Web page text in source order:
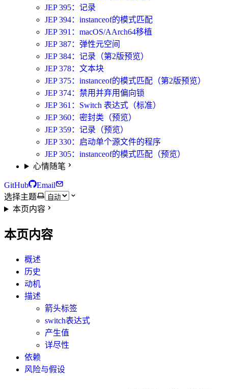
JEP 395：记录
JEP 394：instanceof的模式匹配
JEP 391：macOS/AArch64移植
JEP 387：弹性元空间
JEP 384：记录（第2版预览）
JEP 378：文本块
JEP 375：instanceof的模式匹配（第2版预览）
JEP 374：禁用并弃用偏向锁
JEP 361：Switch 表达式（标准）
JEP 360：密封类（预览）
JEP 359：记录（预览）
JEP 330：启动单个源文件的程序
JEP 305：instanceof的模式匹配（预览）
心情随笔
GitHub
Email
选择主题
本页内容
本页内容
概述
历史
动机
描述
箭头标签
switch表达式
产生值
详尽性
依赖
风险与假设